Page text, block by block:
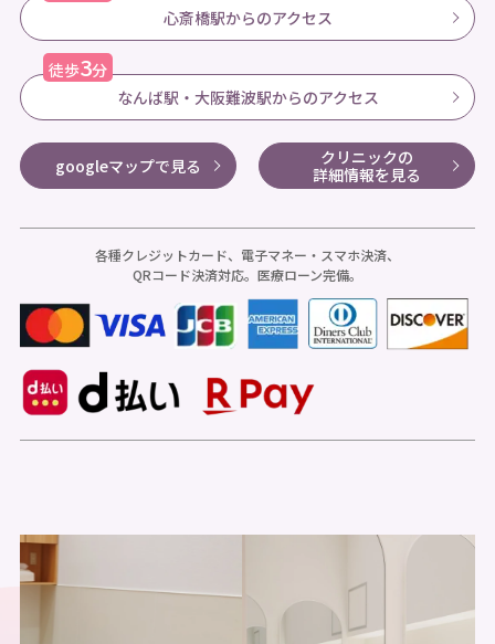
心斎橋駅からのアクセス
徒歩3分
なんば駅・大阪難波駅からのアクセス
googleマップで見る
クリニックの
詳細情報を見る
各種クレジットカード、電子マネー・スマホ決済、
QRコード決済対応。医療ローン完備。